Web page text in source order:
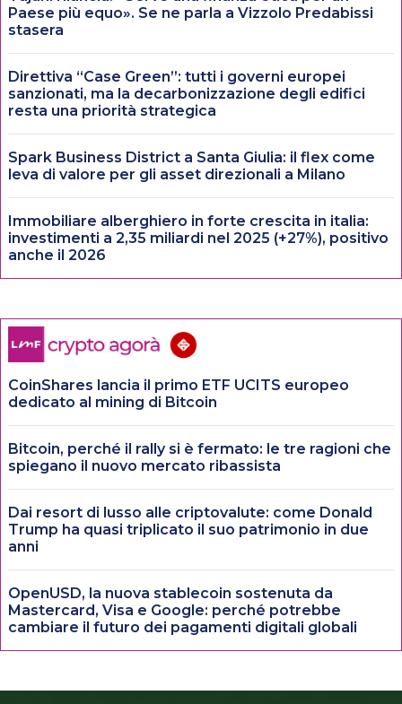
Paese più equo». Se ne parla a Vizzolo Predabissi
stasera
Direttiva “Case Green”: tutti i governi europei
sanzionati, ma la decarbonizzazione degli edifici
resta una priorità strategica
Spark Business District a Santa Giulia: il flex come
leva di valore per gli asset direzionali a Milano
Immobiliare alberghiero in forte crescita in italia:
investimenti a 2,35 miliardi nel 2025 (+27%), positivo
anche il 2026
CoinShares lancia il primo ETF UCITS europeo
dedicato al mining di Bitcoin
Bitcoin, perché il rally si è fermato: le tre ragioni che
spiegano il nuovo mercato ribassista
Dai resort di lusso alle criptovalute: come Donald
Trump ha quasi triplicato il suo patrimonio in due
anni
OpenUSD, la nuova stablecoin sostenuta da
Mastercard, Visa e Google: perché potrebbe
cambiare il futuro dei pagamenti digitali globali